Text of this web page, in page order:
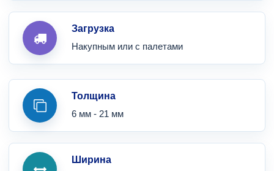
Загрузка
Накупным или с палетами
Толщина
6 мм - 21 мм
Ширина